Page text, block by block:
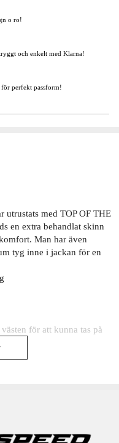
o ro!
och enkelt med Klarna!
perfekt passform!
utrustats med TOP OF THE
en extra behandlat skinn
Man har även
tyg inne i jackan för en
för att kunna tas på
tishan.